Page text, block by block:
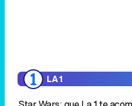
E 17M: Andalucía decide
Aquí la Tierra
E 17M: Andalucía decide